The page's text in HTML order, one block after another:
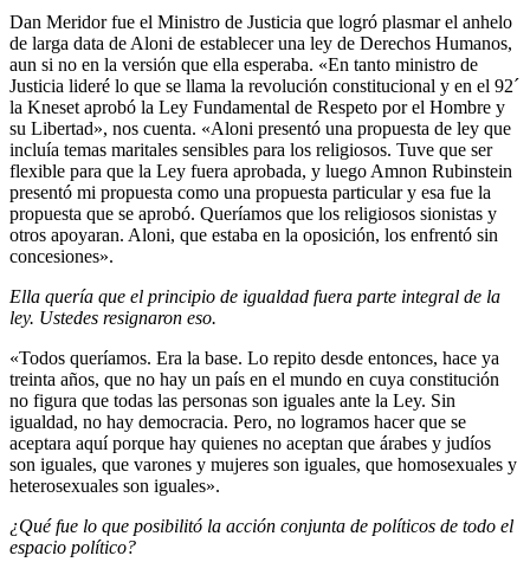
Dan Meridor fue el Ministro de Justicia que logró plasmar el anhelo
de larga data de Aloni de establecer una ley de Derechos Humanos,
aun si no en la versión que ella esperaba. «En tanto ministro de
Justicia lideré lo que se llama la revolución constitucional y en el 92´
la Kneset aprobó la Ley Fundamental de Respeto por el Hombre y
su Libertad», nos cuenta. «Aloni presentó una propuesta de ley que
incluía temas maritales sensibles para los religiosos. Tuve que ser
flexible para que la Ley fuera aprobada, y luego Amnon Rubinstein
presentó mi propuesta como una propuesta particular y esa fue la
propuesta que se aprobó. Queríamos que los religiosos sionistas y
otros apoyaran. Aloni, que estaba en la oposición, los enfrentó sin
concesiones».
Ella quería que el principio de igualdad fuera parte integral de la
ley. Ustedes resignaron eso.
«Todos queríamos. Era la base. Lo repito desde entonces, hace ya
treinta años, que no hay un país en el mundo en cuya constitución
no figura que todas las personas son iguales ante la Ley. Sin
igualdad, no hay democracia. Pero, no logramos hacer que se
aceptara aquí porque hay quienes no aceptan que árabes y judíos
son iguales, que varones y mujeres son iguales, que homosexuales y
heterosexuales son iguales».
¿Qué fue lo que posibilitó la acción conjunta de políticos de todo el
espacio político?